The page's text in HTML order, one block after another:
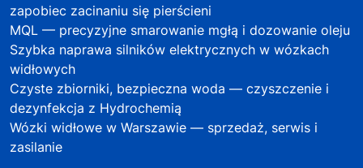
zapobiec zacinaniu się pierścieni
MQL — precyzyjne smarowanie mgłą i dozowanie oleju
Szybka naprawa silników elektrycznych w wózkach
widłowych
Czyste zbiorniki, bezpieczna woda — czyszczenie i
dezynfekcja z Hydrochemią
Wózki widłowe w Warszawie — sprzedaż, serwis i
zasilanie